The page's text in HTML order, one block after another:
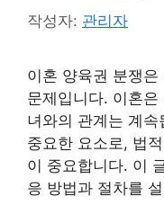
작성자: 관리자
이혼 양육권 분쟁
문제입니다. 이혼
녀와의 관계는 계
중요한 요소로, 법
이 중요합니다. 이
응 방법과 절차를